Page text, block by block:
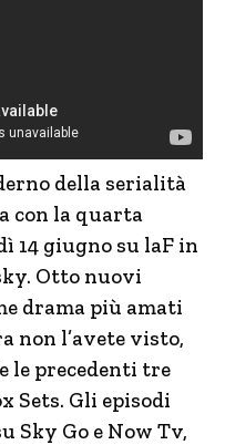
della serialità
con la quarta
14 giugno su laF in
Otto nuovi
drama più amati
non l’avete visto,
le precedenti tre
Sets. Gli episodi
Sky Go e Now Tv,